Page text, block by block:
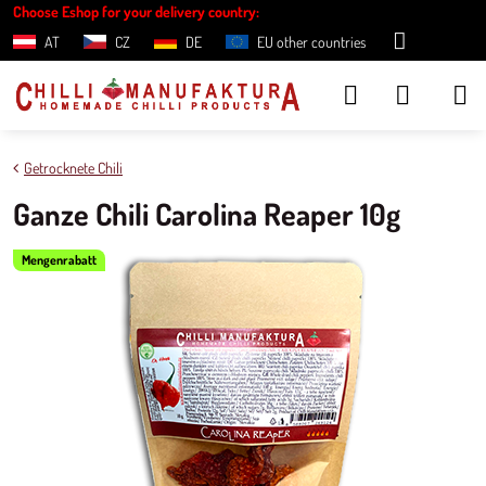
Choose Eshop for your delivery country:
AT
CZ DE EU other countries
Mengenrabatt
Getrocknete Chili
Ganze Chili Carolina Reaper 10g